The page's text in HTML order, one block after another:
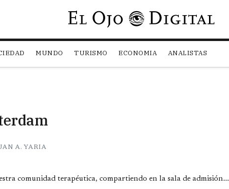
Pasar al contenido principal
MUNDO TURISMO ECONOMIA ANALISTAS
A. YARIA
comunidad terapéutica, compartiendo en la sala de admisión...